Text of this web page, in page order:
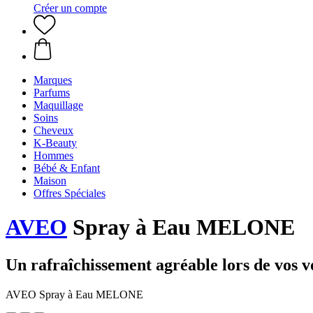
Créer un compte
Marques
Parfums
Maquillage
Soins
Cheveux
K-Beauty
Hommes
Bébé & Enfant
Maison
Offres Spéciales
AVEO Spray à Eau MELONE
Un rafraîchissement agréable lors de vos
AVEO Spray à Eau MELONE